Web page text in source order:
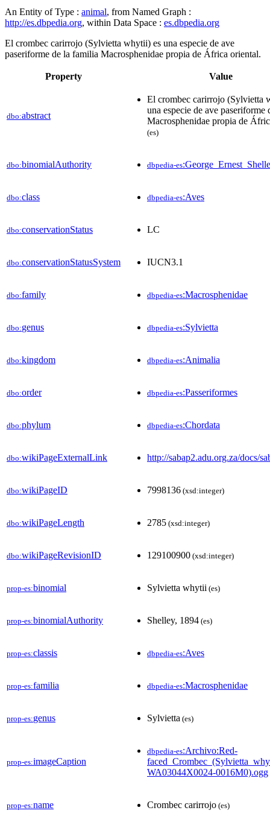
An Entity of Type : animal, from Named Graph :
http://es.dbpedia.org, within Data Space : es.dbpedia.org
El crombec carirrojo (Sylvietta whytii) es una especie de ave
paseriforme de la familia Macrosphenidae propia de África oriental.
Property Value
dbo:abstract
El crombec carirrojo (Sylvietta
una especie de ave paseriforme
Macrosphenidae propia de
(es)
dbo:binomialAuthority dbpedia-es
dbo:class dbpedia-es:Aves
dbo:conservationStatus LC
dbo:conservationStatusSystem IUCN3.1
dbo:family dbpedia-es:Macrosphenidae
dbo:genus dbpedia-es:Sylvietta
dbo:kingdom dbpedia-es:Animalia
dbo:order dbpedia-es:Passeriformes
dbo:phylum dbpedia-es:Chordata
dbo:wikiPageExternalLink http://sabap2.adu.org.za/docs/
dbo:wikiPageID 7998136 (xsd:integer)
dbo:wikiPageLength 2785 (xsd:integer)
dbo:wikiPageRevisionID 129100900 (xsd:integer)
prop-es:binomial Sylvietta whytii (es)
prop-es:binomialAuthority Shelley, 1894 (es)
prop-es:classis dbpedia-es:Aves
prop-es:familia dbpedia-es:Macrosphenidae
prop-es:genus Sylvietta (es)
prop-es:imageCaption
dbpedia-es:Archivo:Red-
WA03044X0024-0016M0).ogg
prop-es:name Crombec carirrojo (es)